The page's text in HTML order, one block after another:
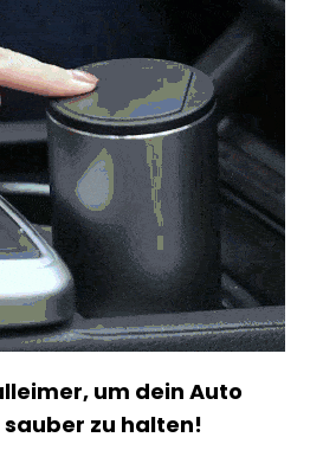
um dein Auto
zu halten!